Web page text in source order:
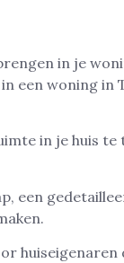
een woning in
in je huis
een
huiseigenaren